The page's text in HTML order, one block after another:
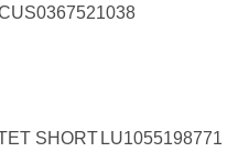
US0367521038
SHORT LU1055198771